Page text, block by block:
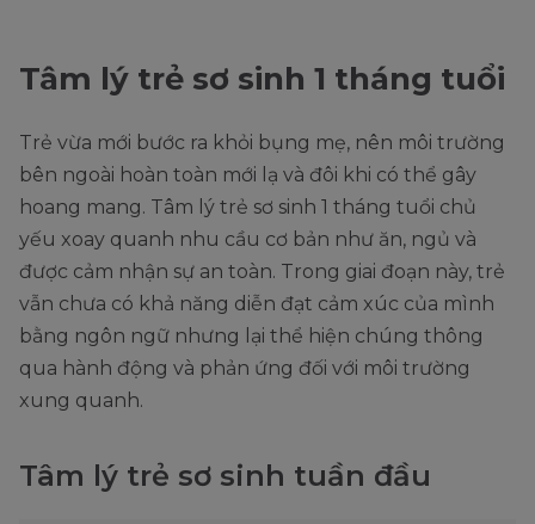
Tâm lý trẻ sơ sinh 1 tháng tuổi
Trẻ vừa mới bước ra khỏi bụng mẹ, nên môi trường
bên ngoài hoàn toàn mới lạ và đôi khi có thể gây
hoang mang. Tâm lý trẻ sơ sinh 1 tháng tuổi chủ
yếu xoay quanh nhu cầu cơ bản như ăn, ngủ và
được cảm nhận sự an toàn. Trong giai đoạn này, trẻ
vẫn chưa có khả năng diễn đạt cảm xúc của mình
bằng ngôn ngữ nhưng lại thể hiện chúng thông
qua hành động và phản ứng đối với môi trường
xung quanh.
Tâm lý trẻ sơ sinh tuần đầu